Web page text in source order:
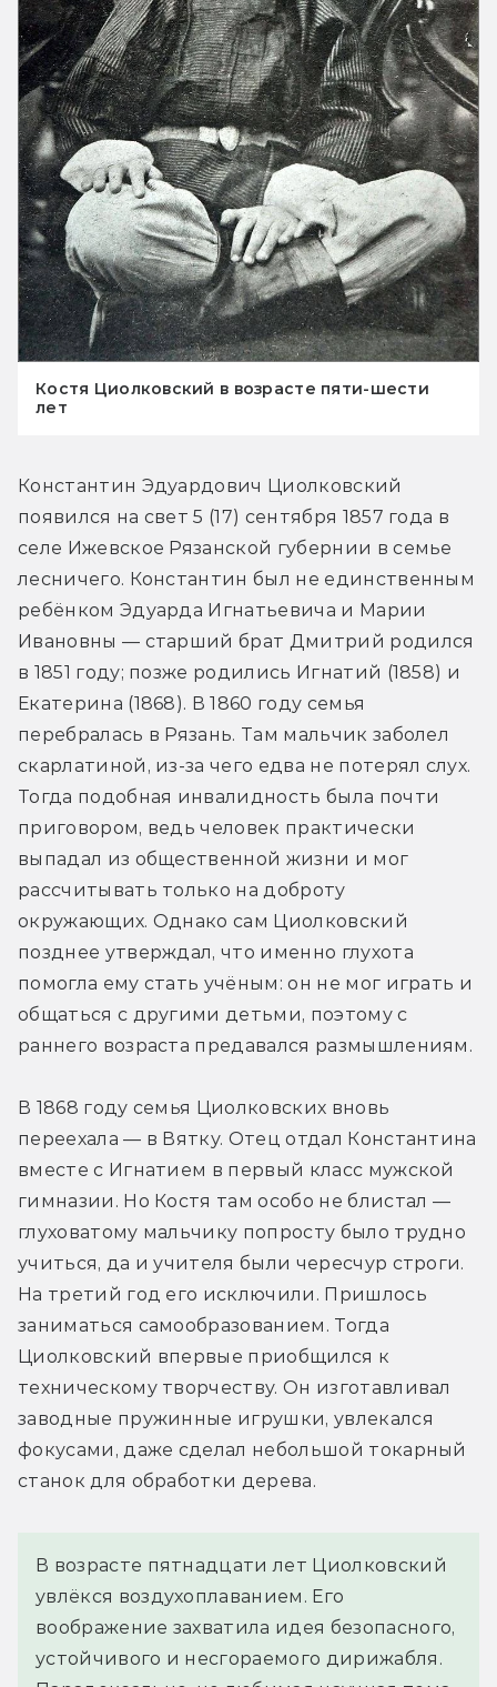
Костя Циолковский в возрасте пяти-шести
лет
Константин Эдуардович Циолковский
появился на свет 5 (17) сентября 1857 года в
селе Ижевское Рязанской губернии в семье
лесничего. Константин был не единственным
ребёнком Эдуарда Игнатьевича и Марии
Ивановны — старший брат Дмитрий родился
в 1851 году; позже родились Игнатий (1858) и
Екатерина (1868). В 1860 году семья
перебралась в Рязань. Там мальчик заболел
скарлатиной, из-за чего едва не потерял слух.
Тогда подобная инвалидность была почти
приговором, ведь человек практически
выпадал из общественной жизни и мог
рассчитывать только на доброту
окружающих. Однако сам Циолковский
позднее утверждал, что именно глухота
помогла ему стать учёным: он не мог играть и
общаться с другими детьми, поэтому с
раннего возраста предавался размышлениям.
В 1868 году семья Циолковских вновь
переехала — в Вятку. Отец отдал Константина
вместе с Игнатием в первый класс мужской
гимназии. Но Костя там особо не блистал —
глуховатому мальчику попросту было трудно
учиться, да и учителя были чересчур строги.
На третий год его исключили. Пришлось
заниматься самообразованием. Тогда
Циолковский впервые приобщился к
техническому творчеству. Он изготавливал
заводные пружинные игрушки, увлекался
фокусами, даже сделал небольшой токарный
станок для обработки дерева.
В возрасте пятнадцати лет Циолковский
увлёкся воздухоплаванием. Его
воображение захватила идея безопасного,
устойчивого и несгораемого дирижабля.